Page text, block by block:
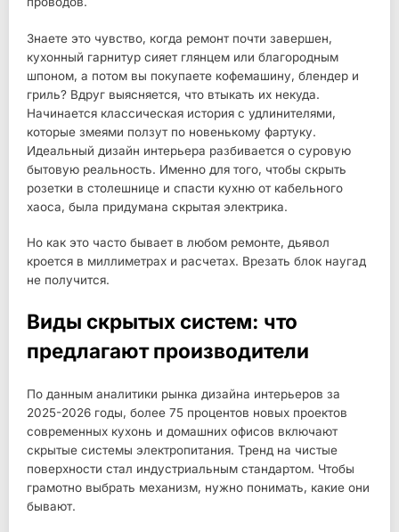
Знаете это чувство, когда ремонт почти завершен,
кухонный гарнитур сияет глянцем или благородным
шпоном, а потом вы покупаете кофемашину, блендер и
гриль? Вдруг выясняется, что втыкать их некуда.
Начинается классическая история с удлинителями,
которые змеями ползут по новенькому фартуку.
Идеальный дизайн интерьера разбивается о суровую
бытовую реальность. Именно для того, чтобы скрыть
розетки в столешнице и спасти кухню от кабельного
хаоса, была придумана скрытая электрика.
Но как это часто бывает в любом ремонте, дьявол
кроется в миллиметрах и расчетах. Врезать блок наугад
не получится.
Виды скрытых систем: что
предлагают производители
По данным аналитики рынка дизайна интерьеров за
2025-2026 годы, более 75 процентов новых проектов
современных кухонь и домашних офисов включают
скрытые системы электропитания. Тренд на чистые
поверхности стал индустриальным стандартом. Чтобы
грамотно выбрать механизм, нужно понимать, какие они
бывают.